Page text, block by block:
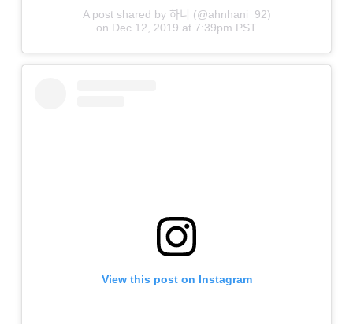
A post shared by 하니 (@ahnhani_92)
on Dec 12, 2019 at 7:39pm PST
View this post on Instagram